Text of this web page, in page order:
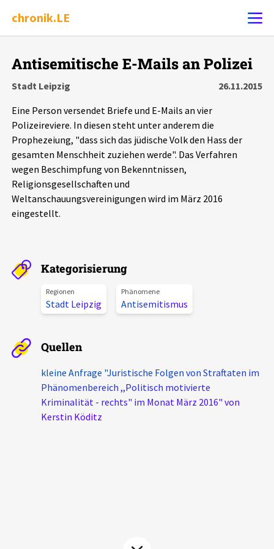
chronik.LE
Ereignis melden
Chronik
Dossiers
Leipziger Zustände
Schlaglichter
Aktuelles
Veranstaltungen
Pressemitteilungen
Podcasts
Kontakt
Unterstützer_innen
Antisemitische E-Mails an Polizei
Stadt Leipzig
26.11.2015
Eine Person versendet Briefe und E-Mails an vier
Polizeireviere. In diesen steht unter anderem die
Prophezeiung, "dass sich das jüdische Volk den Hass der
gesamten Menschheit zuziehen werde". Das Verfahren
wegen Beschimpfung von Bekenntnissen,
Religionsgesellschaften und
Weltanschauungsvereinigungen wird im März 2016
eingestellt.
Kategorisierung
Regionen
Stadt Leipzig
Phänomene
Antisemitismus
Quellen
kleine Anfrage "Juristische Folgen von Straftaten im
Phänomenbereich ,,Politisch motivierte
Kriminalität - rechts" im Monat März 2016" von
Kerstin Köditz
Alle Ereignisse
Ereignisse Statistik
Exportieren ? Filter Erklärungen